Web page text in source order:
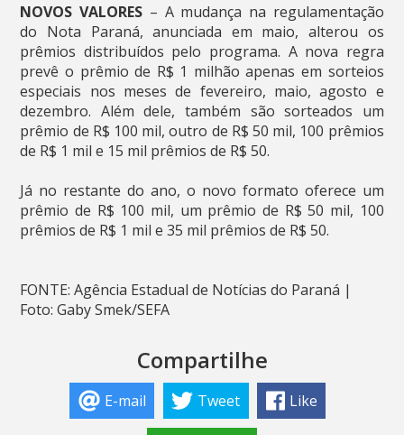
NOVOS VALORES – A mudança na regulamentação
do Nota Paraná, anunciada em maio, alterou os
prêmios distribuídos pelo programa. A nova regra
prevê o prêmio de R$ 1 milhão apenas em sorteios
especiais nos meses de fevereiro, maio, agosto e
dezembro. Além dele, também são sorteados um
prêmio de R$ 100 mil, outro de R$ 50 mil, 100 prêmios
de R$ 1 mil e 15 mil prêmios de R$ 50.
Já no restante do ano, o novo formato oferece um
prêmio de R$ 100 mil, um prêmio de R$ 50 mil, 100
prêmios de R$ 1 mil e 35 mil prêmios de R$ 50.
FONTE: Agência Estadual de Notícias do Paraná |
Foto: Gaby Smek/SEFA
Compartilhe
E-mail Tweet Like